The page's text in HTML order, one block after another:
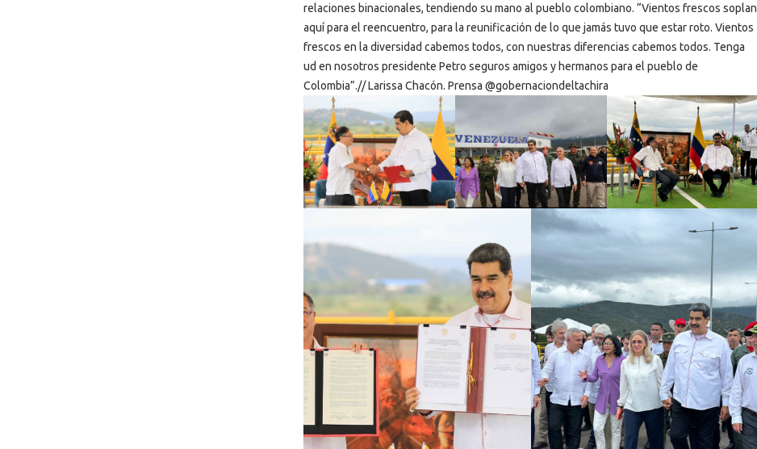
relaciones binacionales, tendiendo su mano al pueblo colombiano. “Vientos frescos soplan
aquí para el reencuentro, para la reunificación de lo que jamás tuvo que estar roto. Vientos
frescos en la diversidad cabemos todos, con nuestras diferencias cabemos todos. Tenga
ud en nosotros presidente Petro seguros amigos y hermanos para el pueblo de
Colombia”.// Larissa Chacón. Prensa @gobernaciondeltachira